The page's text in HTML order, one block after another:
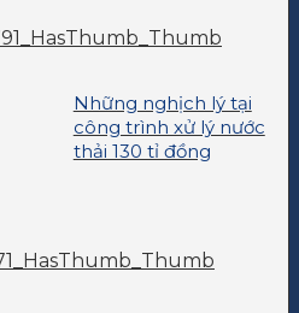
Những nghịch lý tại
công trình xử lý nước
thải 130 tỉ đồng